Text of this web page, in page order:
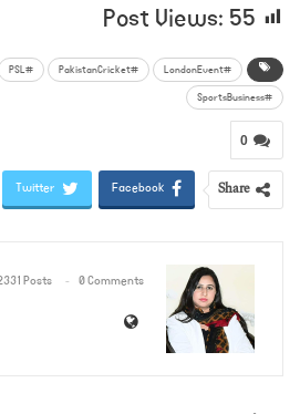
Post Views: 55
#LondonEvent
#PakistanCricket
#PSL
#SportsBusiness
0
Share
Facebook
Twitter
Posts 0 Comments